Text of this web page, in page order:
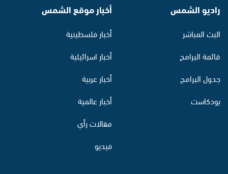
راديو الشمس
البث المباشر
قائمة البرامج
جدول البرامج
بودكاست
أخبار موقع الشمس
أخبار فلسطينية
أخبار اسرائيلية
أخبار عربية
أخبار عالمية
مقالات رأي
فيديو